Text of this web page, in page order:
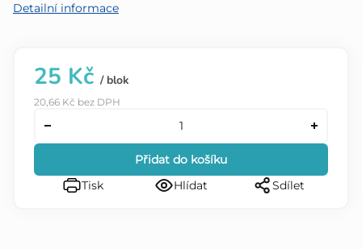
Detailní informace
25 Kč / blok
20,66 Kč bez DPH
Přidat do košíku
Tisk
Hlídat Sdílet